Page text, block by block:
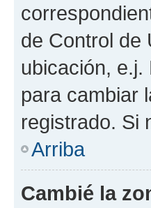
de Control de
ubicación,
para cambiar
registrado. Si
Arriba
Cambié la